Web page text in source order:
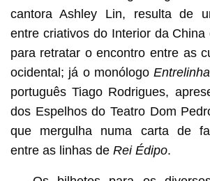
cantora Ashley Lin, resulta de
entre criativos do Interior da
para retratar o encontro entre as
ocidental; já o monólogo
português Tiago Rodrigues,
dos Espelhos do Teatro Dom
que mergulha numa carta de
entre as linhas de Rei Édipo.